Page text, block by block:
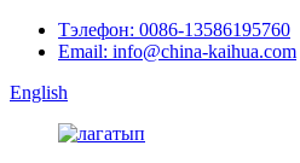
Тэлефон: 0086-13586195760
Email: info@china-kaihua.com
English